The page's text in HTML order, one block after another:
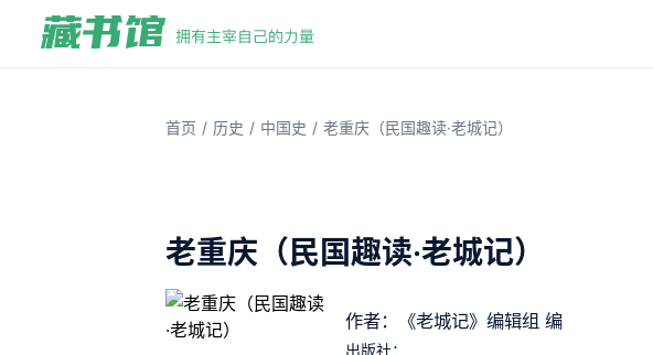
首页 / 历史 / 中国史 / 老重庆（民国趣读·老城记）
老重庆（民国趣读·老城记）
作者：《老城记》编辑组 编
出版社：